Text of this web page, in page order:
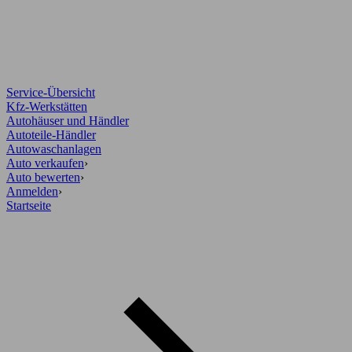
Service-Übersicht
Kfz-Werkstätten
Autohäuser und Händler
Autoteile-Händler
Autowaschanlagen
Auto verkaufen›
Auto bewerten›
Anmelden›
Startseite